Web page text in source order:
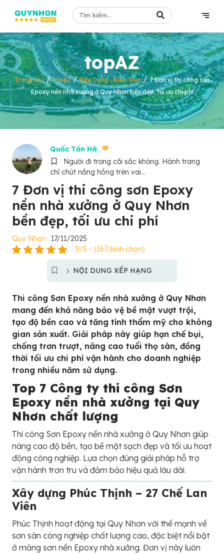
topAZ
Trang chủ/topAZ/Xây Dựng - Kiến Trúc/7 Đơn vị thi công sơn
Epoxy nền nhà xưởng ở Quy Nhơn bền đẹp, tối ưu chi phí
Quốc Tấn Hà
Người đi trong cõi sắc không. Hành trang
chỉ chút nắng hồng trên vai...
7 Đơn vị thi công sơn Epoxy
nền nhà xưởng ở Quy Nhơn
bền đẹp, tối ưu chi phí
Quy Nhơn
17/11/2025
5/5 - (167 bình chọn)
NỘI DUNG XẾP HẠNG
Thi công Sơn Epoxy nền nhà xưởng ở Quy Nhơn
mang đến khả năng bảo vệ bề mặt vượt trội,
tạo độ bền cao và tăng tính thẩm mỹ cho không
gian sản xuất. Giải pháp này giúp hạn chế bụi,
chống trơn trượt, nâng cao tuổi thọ sàn, đồng
thời tối ưu chi phí vận hành cho doanh nghiệp
trong nhiều năm sử dụng.
Top 7 Công ty thi công Sơn
Epoxy nền nhà xưởng tại Quy
Nhơn chất lượng
Thi công Sơn Epoxy nền nhà xưởng ở Quy Nhơn giúp
nâng cao độ bền, tạo bề mặt sạch đẹp và tối ưu hoạt
động công nghiệp. Lựa chọn đúng giải pháp hỗ trợ
vận hành trơn tru và đảm bảo hiệu quả lâu dài.
Xây dựng Phúc Thịnh – 27 Chế Lan
Viên
Phúc Thịnh hoạt động tại Quy Nhơn với thế mạnh về
sơn sàn công nghiệp chất lượng cao, đặc biệt nổi bật
ở mảng sơn nền Epoxy nhà xưởng. Đơn vị này luôn